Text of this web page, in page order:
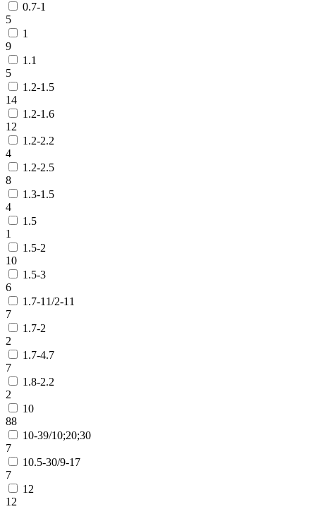
0.7-1
5
1
9
1.1
5
1.2-1.5
14
1.2-1.6
12
1.2-2.2
4
1.2-2.5
8
1.3-1.5
4
1.5
1
1.5-2
10
1.5-3
6
1.7-11/2-11
7
1.7-2
2
1.7-4.7
7
1.8-2.2
2
10
88
10-39/10;20;30
7
10.5-30/9-17
7
12
12